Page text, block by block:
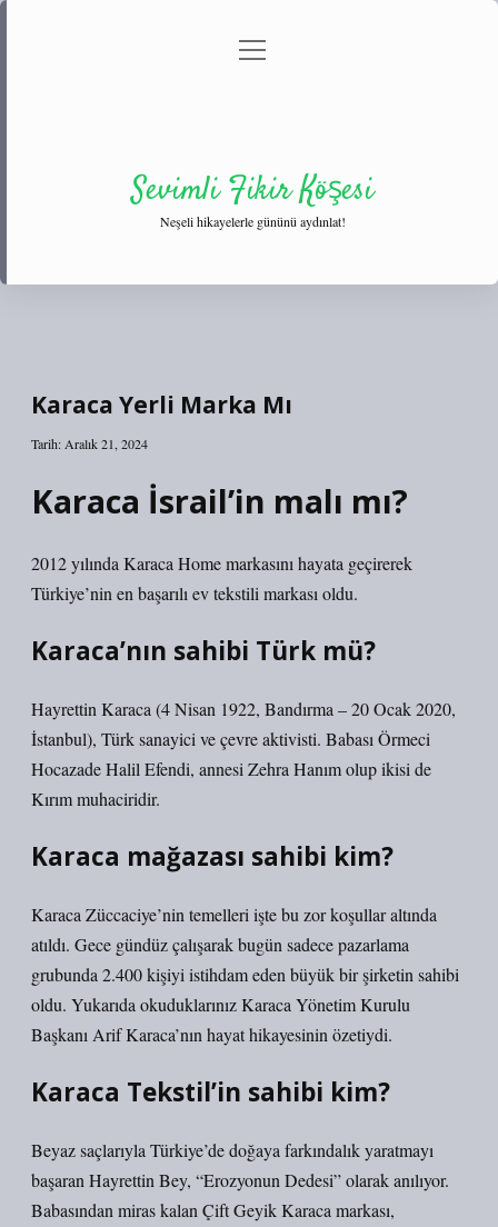
Gizlilik Politikası
menüyü
Sevimli Fikir Köşesi
Neşeli hikayelerle gününü aydınlat!
Karaca Yerli Marka Mı
Tarih: Aralık 21, 2024
Karaca İsrail’in malı mı?
2012 yılında Karaca Home markasını hayata geçirerek
Türkiye’nin en başarılı ev tekstili markası oldu.
Karaca’nın sahibi Türk mü?
Hayrettin Karaca (4 Nisan 1922, Bandırma – 20 Ocak 2020,
İstanbul), Türk sanayici ve çevre aktivisti. Babası Örmeci
Hocazade Halil Efendi, annesi Zehra Hanım olup ikisi de
Kırım muhaciridir.
Karaca mağazası sahibi kim?
Karaca Züccaciye’nin temelleri işte bu zor koşullar altında
atıldı. Gece gündüz çalışarak bugün sadece pazarlama
grubunda 2.400 kişiyi istihdam eden büyük bir şirketin sahibi
oldu. Yukarıda okuduklarınız Karaca Yönetim Kurulu
Başkanı Arif Karaca’nın hayat hikayesinin özetiydi.
Karaca Tekstil’in sahibi kim?
Beyaz saçlarıyla Türkiye’de doğaya farkındalık yaratmayı
başaran Hayrettin Bey, “Erozyonun Dedesi” olarak anılıyor.
Babasından miras kalan Çift Geyik Karaca markası,